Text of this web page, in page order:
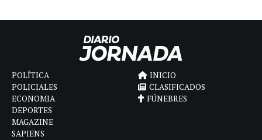
POLÍTICA
POLICIALES
ECONOMIA
DEPORTES
MAGAZINE
SAPIENS
INICIO
CLASIFICADOS
FÚNEBRES